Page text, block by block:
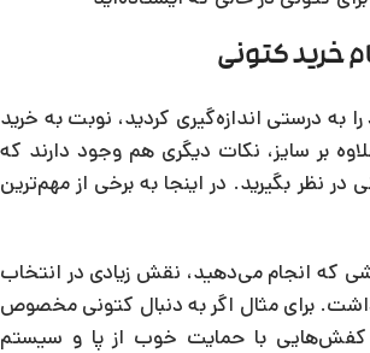
خرید کتونی
به درستی اندازه‌گیری کردید، نوبت به خرید
بر سایز، نکات دیگری هم وجود دارند که
در نظر بگیرید. در اینجا به برخی از مهم‌ترین
که انجام می‌دهید، نقش زیادی در انتخاب
برای مثال اگر به دنبال کتونی مخصوص
کفش‌هایی با حمایت خوب از پا و سیستم